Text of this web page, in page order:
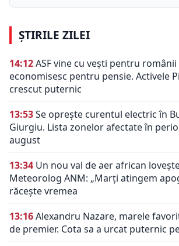
ȘTIRILE ZILEI
14:12ASF vine cu vești pentru
economisesc pentru pensie. Activele
crescut puternic
13:53Se oprește curentul electric în
Giurgiu. Lista zonelor afectate în
august
13:34 Un nou val de aer african
Meteorolog ANM: „Marți atingem
răcește vremea
13:16Alexandru Nazare, marele
de premier. Cota sa a urcat puternic